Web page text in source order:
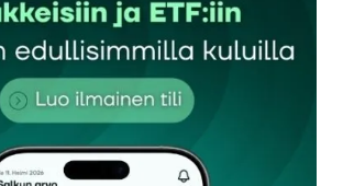
ei julkaista.Pakolliset
*
*